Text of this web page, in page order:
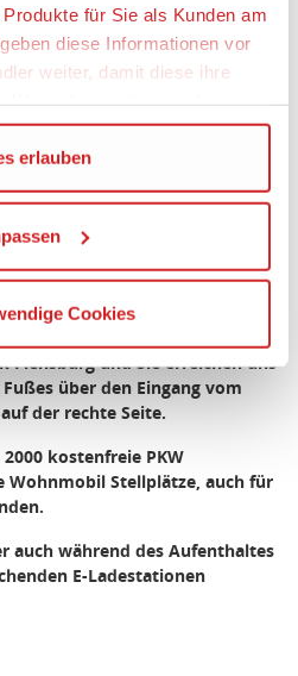
für Sie als Kunden am
diese Informationen vor
weiter, damit diese ihre
Tag Manager um weitere
klicken, werden ein Teil
in die USA übertragen.
nicht von einem
daher kein angemessenes
Daten bietet. Durch
Maßnahmen zur Sicherung
garantieren wir,
den USA eingehalten werden.
jederzeit links unten
erlauben
Cookies
Spielzeugproduzenten wie auch
für jedes Alter.
Fans, wie auch Stand- und
in unserer separaten
ist an 6 Tagen in der Woche,
Unser Team freut sich
Flensburg und Sie erreichen uns
über den Eingang vom
der rechte Seite.
kostenfreie PKW
Wohnmobil Stellplätze, auch für
auch während des Aufenthaltes
E-Ladestationen